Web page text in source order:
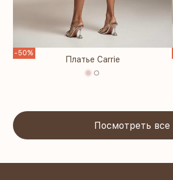
-50%
Платье Carrie
Посмотреть все